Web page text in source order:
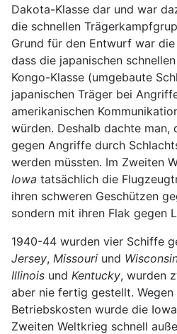
Dakota-Klasse dar und war
die schnellen
Grund für den Entwurf war
dass die japanischen
Kongo-Klasse (umgebaute
japanischen Träger bei
amerikanischen
würden. Deshalb dachte man,
gegen Angriffe durch
werden müssten. Im Zweiten
Iowa tatsächlich die
ihren schweren Geschützen
sondern mit ihren Flak gegen
1940-44 wurden vier Schiffe
Jersey, Missouri und
Illinois und Kentucky, wurden
aber nie fertig gestellt. Wegen
Betriebskosten wurde die
Zweiten Weltkrieg schnell